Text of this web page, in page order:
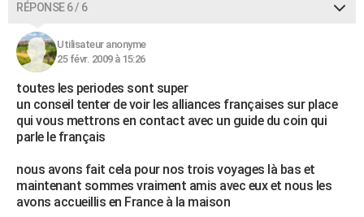
RÉPONSE 6 / 6
Utilisateur anonyme
25 févr. 2009 à 15:26
toutes les periodes sont super
un conseil tenter de voir les alliances françaises sur place
qui vous mettrons en contact avec un guide du coin qui
parle le français
nous avons fait cela pour nos trois voyages là bas et
maintenant sommes vraiment amis avec eux et nous les
avons accueillis en France à la maison